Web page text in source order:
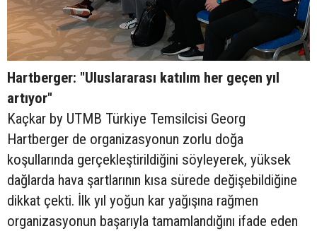
Hartberger: "Uluslararası katılım her geçen yıl
artıyor"
Kaçkar by UTMB Türkiye Temsilcisi Georg
Hartberger de organizasyonun zorlu doğa
koşullarında gerçekleştirildiğini söyleyerek, yüksek
dağlarda hava şartlarının kısa sürede değişebildiğine
dikkat çekti. İlk yıl yoğun kar yağışına rağmen
organizasyonun başarıyla tamamlandığını ifade eden